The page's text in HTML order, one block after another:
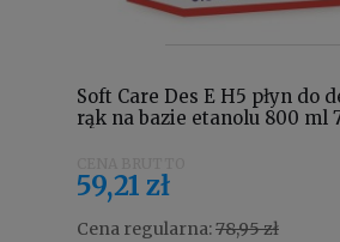
Soft Care Des E H5 płyn do
rąk na bazie etanolu 800 ml
59,21 zł
Cena regularna:78,95 zł